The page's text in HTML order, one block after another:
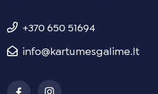
+370 650 51694
info@kartumesgalime.lt